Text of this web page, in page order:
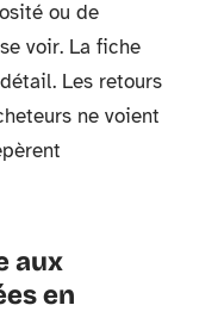
ou de
voir. La fiche
Les retours
ne voient
aux
en